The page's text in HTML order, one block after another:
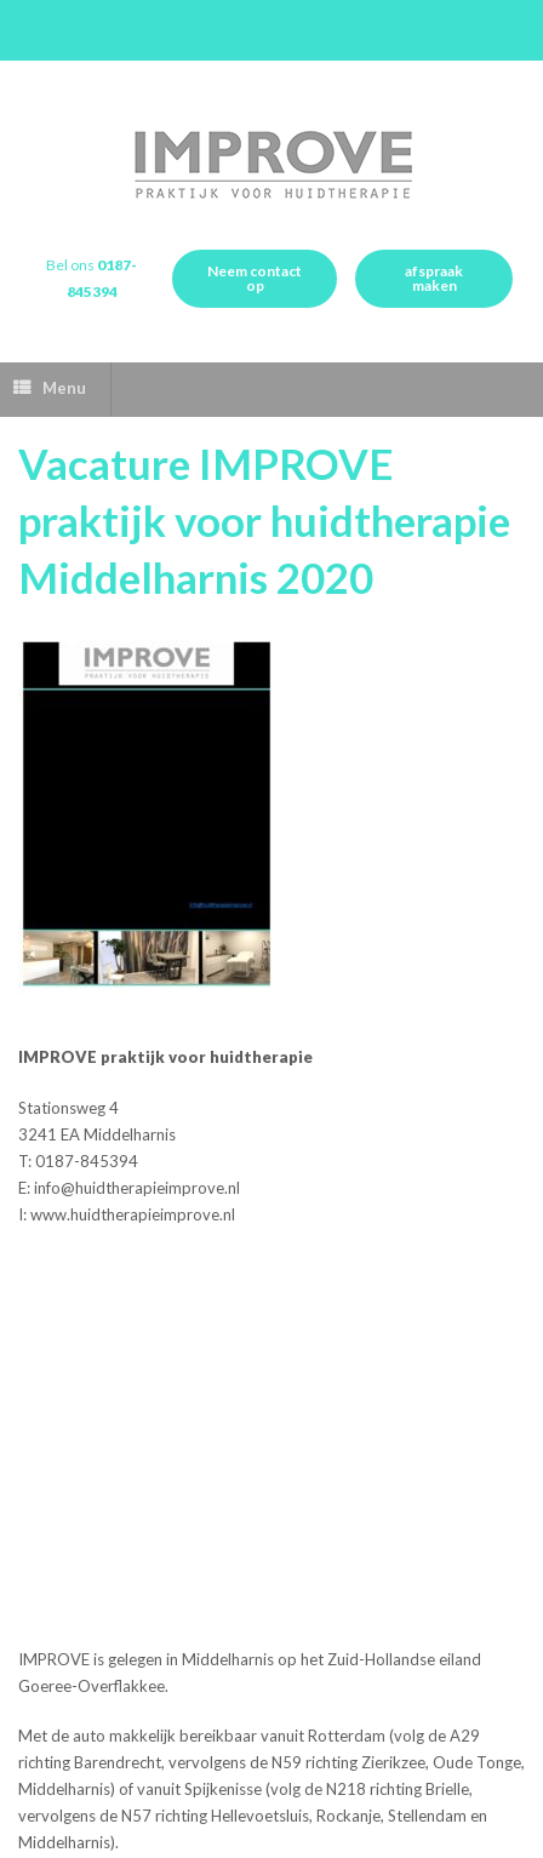
Bel ons 0187-
845394
Neem contact
op
afspraak
maken
Menu
Vacature IMPROVE
praktijk voor huidtherapie
Middelharnis 2020
IMPROVE praktijk voor huidtherapie
Stationsweg 4
3241 EA Middelharnis
T: 0187-845394
E: info@huidtherapieimprove.nl
I: www.huidtherapieimprove.nl
IMPROVE is gelegen in Middelharnis op het Zuid-Hollandse eiland
Goeree-Overflakkee.
Met de auto makkelijk bereikbaar vanuit Rotterdam (volg de A29
richting Barendrecht, vervolgens de N59 richting Zierikzee, Oude Tonge,
Middelharnis) of vanuit Spijkenisse (volg de N218 richting Brielle,
vervolgens de N57 richting Hellevoetsluis, Rockanje, Stellendam en
Middelharnis).